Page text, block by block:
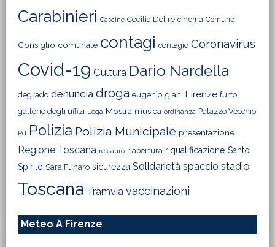
Carabinieri Cascine Cecilia Del re cinema Comune
Consiglio comunale contagi contagio Coronavirus
Covid-19 Cultura Dario Nardella
degrado denuncia droga eugenio giani Firenze furto
gallerie degli uffizi Lega Mostra musica ordinanza Palazzo Vecchio
Pd Polizia Polizia Municipale presentazione
Regione Toscana restauro riapertura riqualificazione Santo
Spirito Sara Funaro sicurezza Solidarietà spaccio stadio
Toscana Tramvia vaccinazioni
Meteo A Firenze